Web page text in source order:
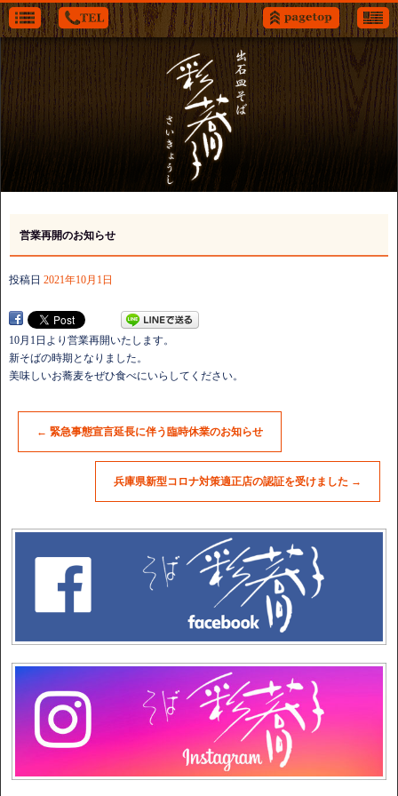
営業再開のお知らせ
投稿日 2021年10月1日
10月1日より営業再開いたします。
新そばの時期となりました。
美味しいお蕎麦をぜひ食べにいらしてください。
← 緊急事態宣言延長に伴う臨時休業のお知らせ
兵庫県新型コロナ対策適正店の認証を受けました →